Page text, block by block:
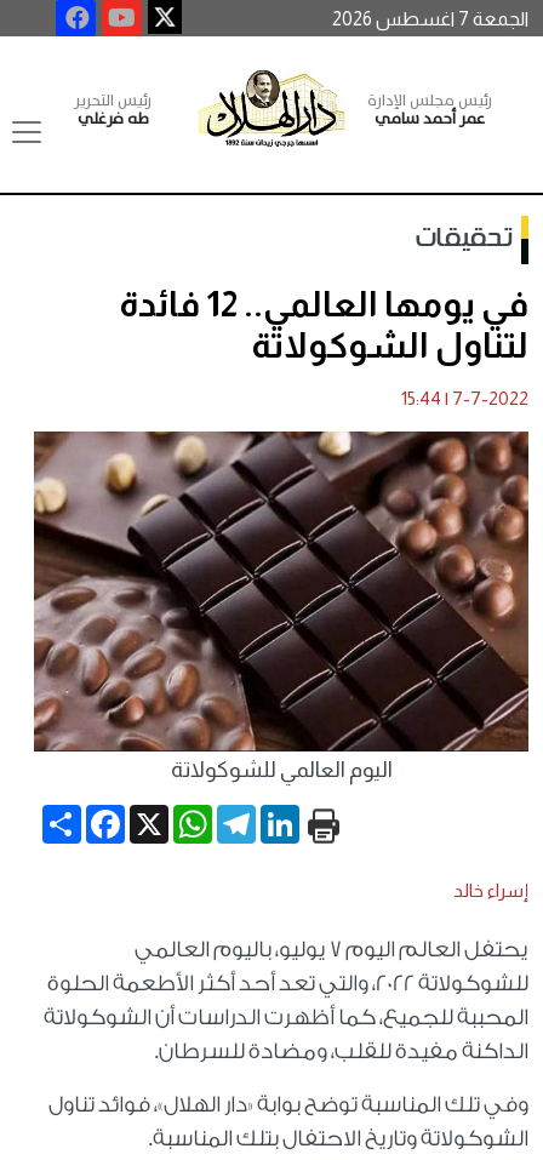
الجمعة 7 اغسطس 2026
رئيس مجلس الإدارة
عمر أحمد سامي
رئيس التحرير
طه فرغلي
تحقيقات
في يومها العالمي.. 12 فائدة
لتناول الشوكولاتة
7-7-2022
|
15:44
اليوم العالمي للشوكولاتة
Share
Facebook X
WhatsApp
TelegramLinkedIn
إسراء خالد
يحتفل العالم اليوم 7 يوليو، باليوم العالمي
للشوكولاتة 2022، والتي تعد أحد أكثر الأطعمة الحلوة
المحببة للجميع، كما أظهرت الدراسات أن الشوكولاتة
الداكنة مفيدة للقلب، ومضادة للسرطان.
وفي تلك المناسبة توضح بوابة «دار الهلال»، فوائد تناول
الشوكولاتة وتاريخ الاحتفال بتلك المناسبة.